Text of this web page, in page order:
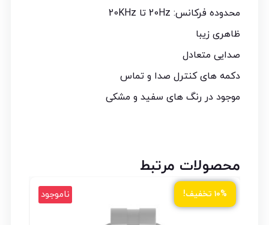
محدوده فرکانس: 20Hz تا 20KHz
ظاهری زیبا
صدایی متعادل
دکمه های کنترل صدا و تماس
موجود در رنگ های سفید و مشکی
محصولات مرتبط
۱۰% تخفیف! ناموجود